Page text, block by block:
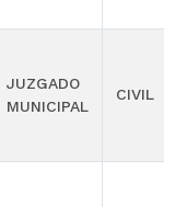
JUZGADO
MUNICIPAL
CIVIL